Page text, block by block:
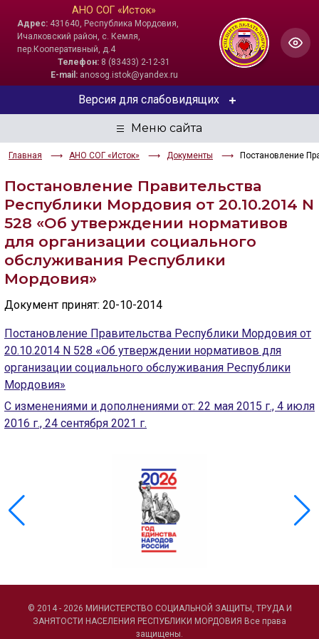
АНО СОГ «Исток»
Адрес: 431640, Республика Мордовия,
Ичалковский район, с. Кемля,
пер.Кооперативный, д.4
Телефон: 8 (83433) 2-12-31
E-mail:anosog.istok@yandex.ru
Главная АНО СОГ «Исток» Документы Постановление
Версия для слабовидящих
ЦВЕТОВАЯ СХЕМА
Aa Aa
РАЗМЕР ТЕКСТА
Aa Aa Aa
ИЗОБРАЖЕНИЯ
🔊 Включить озвучивание
Постановление Правительства
Республики Мордовия от 20.10.2014 N
528 «Об утверждении нормативов
для организации социального
обслуживания Республики
Мордовия»
Документ принят: 20-10-2014
Постановление Правительства Республики Мордовия от
20.10.2014 N 528 «Об утверждении нормативов для
организации социального обслуживания Республики
Мордовия»
С изменениями и дополнениями от: 22 мая 2015 г., 4 июля
2016 г., 24 сентября 2021 г.
© 2014 - 2026 МИНИСТЕРСТВО СОЦИАЛЬНОЙ ЗАЩИТЫ, ТРУДА И
ЗАНЯТОСТИ НАСЕЛЕНИЯ РЕСПУБЛИКИ МОРДОВИЯ Все права
защищены.